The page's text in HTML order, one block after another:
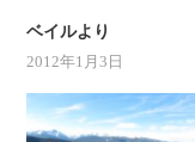
ベイルより
2012年1月3日